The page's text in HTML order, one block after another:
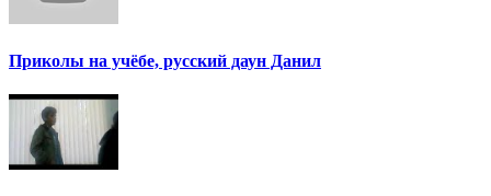
Приколы на учёбе, русский даун Данил